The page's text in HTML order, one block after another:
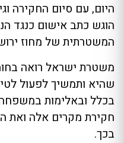
היום, עם סיום החקירה
הוגש כתב אישום כנגד
המשטרתית של מחוז
משטרת ישראל רואה
שהיא ותמשיך לפעול
בכלל ובאלימות
חקירת מקרים אלה ואת
בכך.